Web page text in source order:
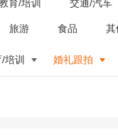
育/培训 交通/汽车
旅游 食品 其
培训 婚礼跟拍